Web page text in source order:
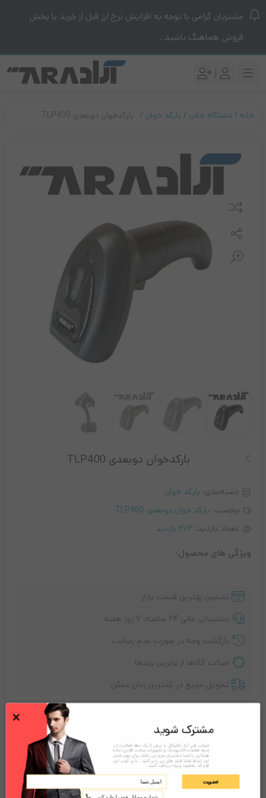
مشتریان گرامی با توجه به افزایش نرخ ارز قبل از خرید با بخش
فروش هماهنگ باشید .
|
خانه دستگاه چاپ بارکد خوان بارکدخوان دوبعدی TLP400
مقایسه کنید
بارکدخوان دوبعدی TLP400
دسته‌بندی: بارکد خوان
برچسب: بارکد خوان دوبعدی TLP400
تعداد بازدید: 274 بازدید
ویژگی های محصول:
تضمین بهترین قیمت بازار
پشتیبانی عالی ۲۴ ساعته، ۷ روز هفته
بازگشت وجه در صورت عدم رضایت
اصالت کالاها از برترین برندها
تحویل سریع در کمترین زمان ممکن
توضیحات نقد و بررسی‌ها (0)
مشترک شوید
شرکت فنی آراد تکنیکال با بیش از یک دهه فعالیت در
زمینه قطعات الکترونیک و تجهیزات سخت افزاری آماده
همکاری با شما مشتریان عزیز می باشد. برای بهتر شدن
این ارتباط لطفا فیلد های زیر را پر کنید . با پر کردن این
فرم کد تخفیف ویژه دریافت کنید.
عضویت
×